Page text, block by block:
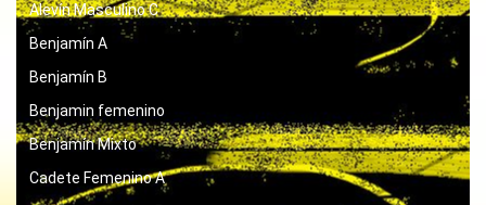
Alevín Masculino C
Benjamín A
Benjamín B
Benjamin femenino
Benjamín Mixto
Cadete Femenino A